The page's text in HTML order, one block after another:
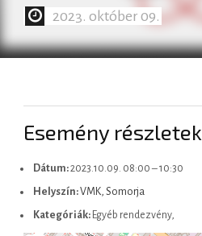
2023. október 09.
Esemény részletek
Dátum:2023.10.09. 08:00–10:30
Helyszín:VMK, Somorja
Kategóriák: Egyéb rendezvény,